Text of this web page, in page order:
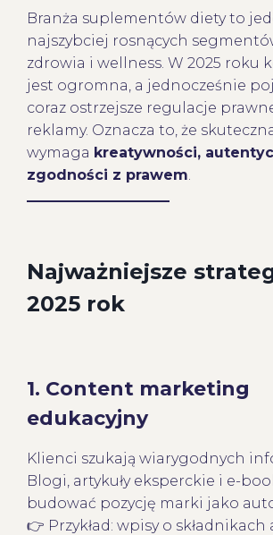
Branża suplementów diety to
najszybciej rosnących
zdrowia i wellness. W 2025 roku
jest ogromna, a jednocześnie
coraz ostrzejsze regulacje
reklamy. Oznacza to, że
wymaga kreatywności,
zgodności z prawem
Najważniejsze
2025 rok
1. Content marketing
edukacyjny
Klienci szukają wiarygodnych
Blogi, artykuły eksperckie i e-
budować pozycję marki jako
👉 Przykład: wpisy o składnikach